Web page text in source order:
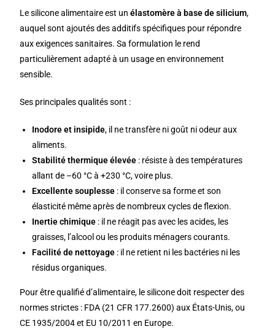
Le silicone alimentaire est unélastomère à base de silicium,
auquel sont ajoutés des additifs spécifiques pour répondre
aux exigences sanitaires. Sa formulation le rend
particulièrement adapté à un usage en environnement
sensible.
Ses principales qualités sont :
Inodore et insipide, il ne transfère ni goût ni odeur aux
aliments.
Stabilité thermique élevée : résiste à des températures
allant de –60 °C à +230 °C, voire plus.
Excellente souplesse : il conserve sa forme et son
élasticité même après de nombreux cycles de flexion.
Inertie chimique : il ne réagit pas avec les acides, les
graisses, l’alcool ou les produits ménagers courants.
Facilité de nettoyage : il ne retient ni les bactéries ni les
résidus organiques.
Pour être qualifié d’alimentaire, le silicone doit respecter des
normes strictes : FDA (21 CFR 177.2600) aux États-Unis, ou
CE 1935/2004 et EU 10/2011 en Europe.